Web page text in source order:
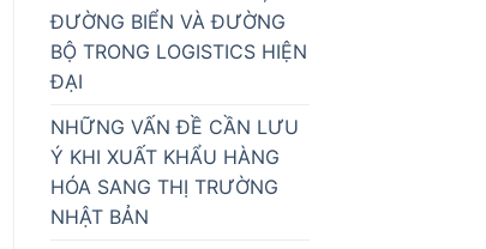
ĐƯỜNG BIỂN VÀ ĐƯỜNG
BỘ TRONG LOGISTICS HIỆN
ĐẠI
NHỮNG VẤN ĐỀ CẦN LƯU
Ý KHI XUẤT KHẨU HÀNG
HÓA SANG THỊ TRƯỜNG
NHẬT BẢN